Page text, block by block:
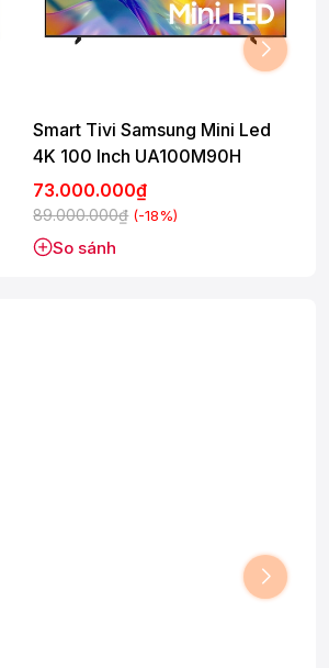
Smart Tivi Samsung Mini Led
4K 100 Inch UA100M90H
73.000.000₫
89.000.000₫ (-18%)
So sánh